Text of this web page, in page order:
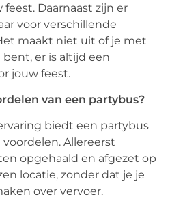
Daarnaast zijn er
voor verschillende
maakt niet uit of je met
bent, er is altijd een
jouw feest.
van een partybus?
biedt een partybus
Allereerst
opgehaald en afgezet op
locatie, zonder dat je je
over vervoer.